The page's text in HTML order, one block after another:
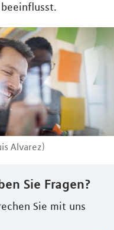
Alvarez)
Sie Fragen?
Sie mit uns